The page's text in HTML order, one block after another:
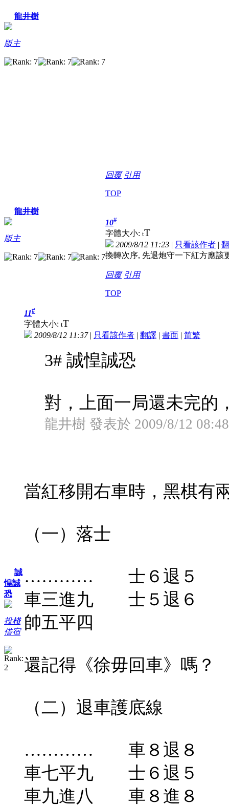
龍井樹
版主
回覆 引用
TOP
龍井樹
版主
10#
字體大小: tT
2009/8/12 11:23 | 只看該作者 |
換轉次序, 先退炮守一下紅方應該
回覆 引用
TOP
誠
惶誠
恐
投棧
借宿
11#
字體大小: tT
2009/8/12 11:37| 只看該作者 | 翻譯 | 書面 | 简繁
3# 誠惶誠恐
對，上面一局還未完的
龍井樹 發表於 2009/8/12 08:48
當紅移開右車時，黑棋有
（一）落士
………… 士６退５
車三進九 士５退６
帥五平四
還記得《徐毋回車》嗎？
（二）退車護底線
………… 車８退８
車七平九 士６退５
車九進八 車８進８